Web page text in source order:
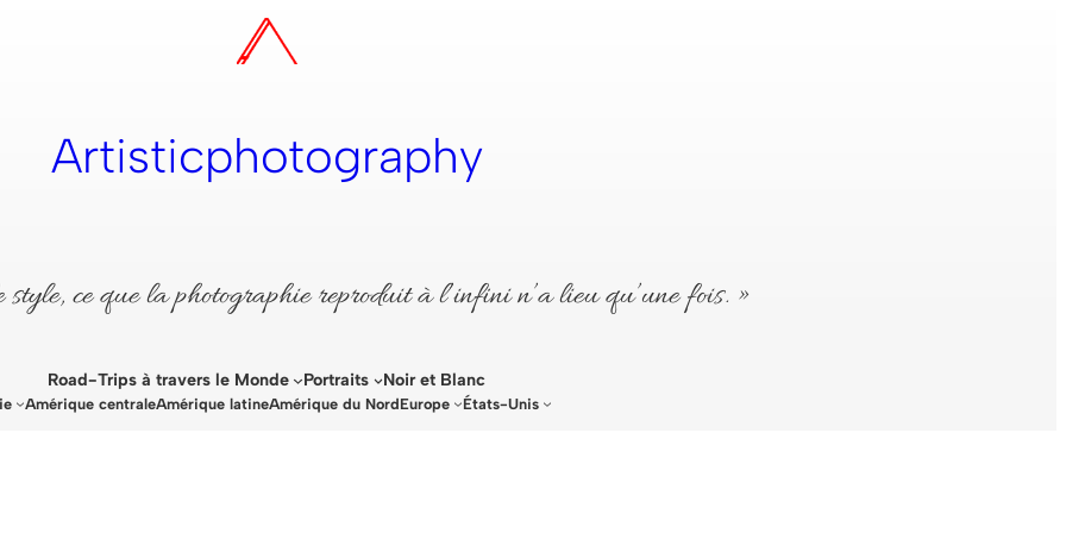
Artisticphotography
ce que la photographie reproduit à l’infini n’a lieu qu’une fois. »
Road-Trips à travers le Monde Portraits Noir et Blanc
Amérique centraleAmérique latineAmérique du NordEurope États-Unis